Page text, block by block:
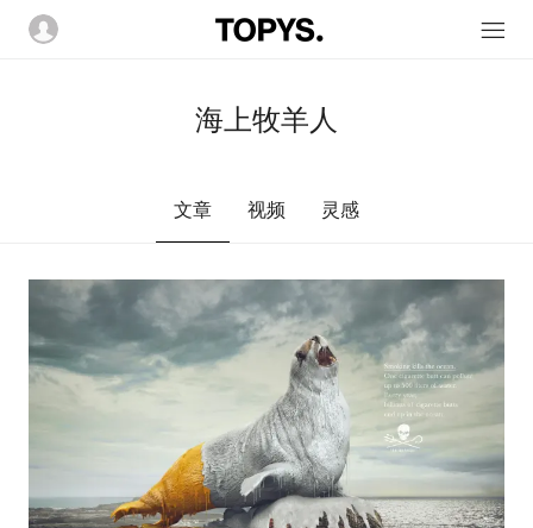
海上牧羊人
文章 视频 灵感